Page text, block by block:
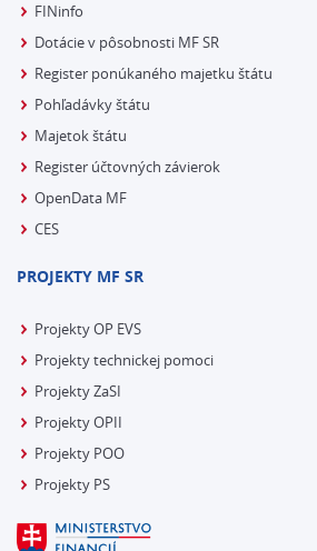
FINinfo
Dotácie v pôsobnosti MF SR
Register ponúkaného majetku štátu
Pohľadávky štátu
Majetok štátu
Register účtovných závierok
OpenData MF
CES
PROJEKTY MF SR
Projekty OP EVS
Projekty technickej pomoci
Projekty ZaSI
Projekty OPII
Projekty POO
Projekty PS